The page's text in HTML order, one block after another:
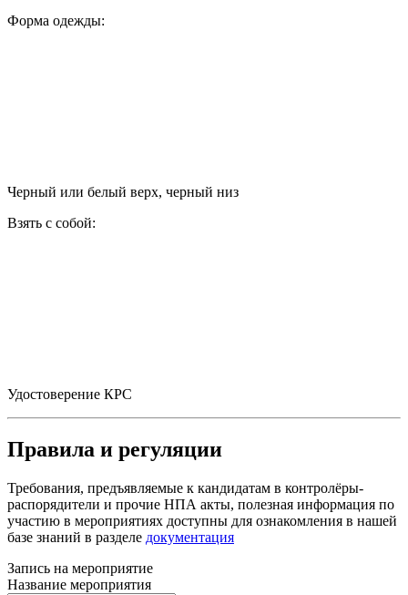
Форма одежды:
Черный или белый верх, черный низ
Взять с собой:
Удостоверение КРС
Правила и регуляции
Требования, предъявляемые к кандидатам в контролёры-
распорядители и прочие НПА акты, полезная информация по
участию в мероприятиях доступны для ознакомления в нашей
базе знаний в разделе документация
Запись на мероприятие
Название мероприятия